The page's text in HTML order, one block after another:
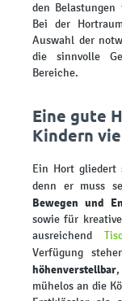
den
Bei der
Auswahl der
die sinnvolle
Bereiche.
Eine gute
Kindern
Ein Hort gliedert
denn er muss
Bewegen und
sowie für
ausreichend
Verfügung
höhenverstellbar
mühelos an die